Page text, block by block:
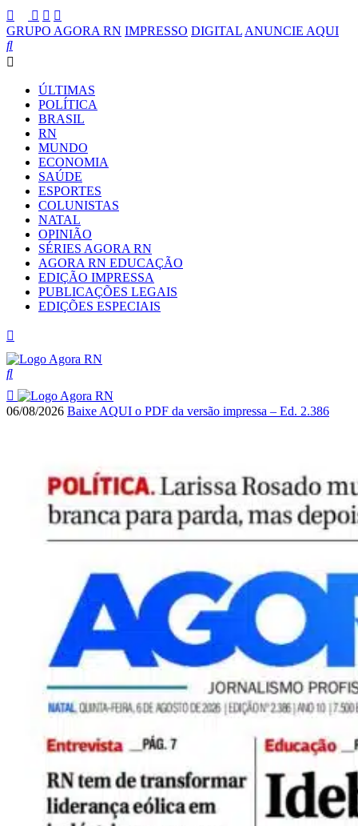
GRUPO AGORA RN IMPRESSO DIGITAL ANUNCIE AQUI
ÚLTIMAS
POLÍTICA
BRASIL
RN
MUNDO
ECONOMIA
SAÚDE
ESPORTES
COLUNISTAS
NATAL
OPINIÃO
SÉRIES AGORA RN
AGORA RN EDUCAÇÃO
EDIÇÃO IMPRESSA
PUBLICAÇÕES LEGAIS
EDIÇÕES ESPECIAIS
06/08/2026 Baixe AQUI o PDF da versão impressa – Ed. 2.386